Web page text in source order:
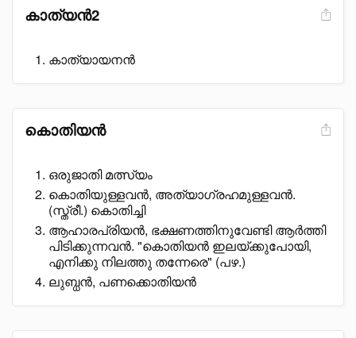
കാത്യൻ2
കാത്യായനൻ
കൊതിയൻ
ഒരുജാതി മത്സ്യം
കൊതിയുള്ളവൻ, അത്യാഗ്രഹമുള്ളവൻ.
(സ്ത്രീ.) കൊതിച്ചി
ആഹാരപ്രിയൻ, ഭക്ഷണത്തിനുവേണ്ടി ആർത്തി
പിടിക്കുന്നവൻ. "കൊതിയൻ ഇലയ്ക്കുപോയി,
എനിക്കു നിലത്തു തന്നേരെ" (പഴ.)
ലുബ്ധൻ, പണക്കൊതിയൻ